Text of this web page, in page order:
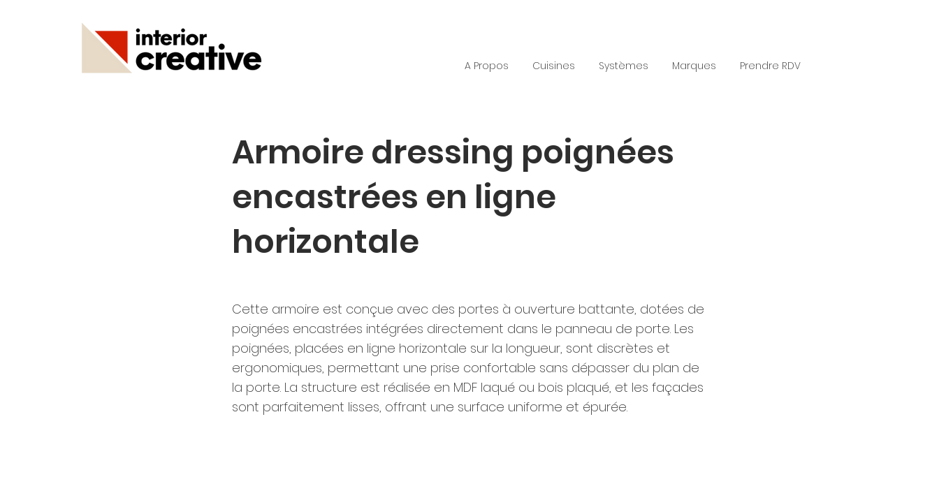
A Propos Cuisines Systèmes Marques Prendre RDV
Armoire dressing poignées
encastrées en ligne
horizontale
Cette armoire est conçue avec des portes à ouverture battante, dotées de
poignées encastrées intégrées directement dans le panneau de porte. Les
poignées, placées en ligne horizontale sur la longueur, sont discrètes et
ergonomiques, permettant une prise confortable sans dépasser du plan de
la porte. La structure est réalisée en MDF laqué ou bois plaqué, et les façades
sont parfaitement lisses, offrant une surface uniforme et épurée.